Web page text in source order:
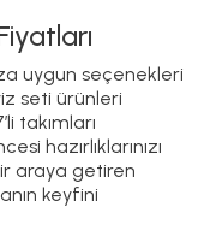
uygun seçenekleri
seti ürünleri
takımları
hazırlıklarınızı
araya getiren
keyfini